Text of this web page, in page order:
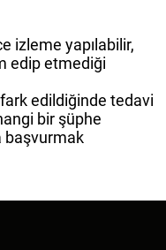
izleme yapılabilir,
edip etmediği
edildiğinde tedavi
bir şüphe
başvurmak